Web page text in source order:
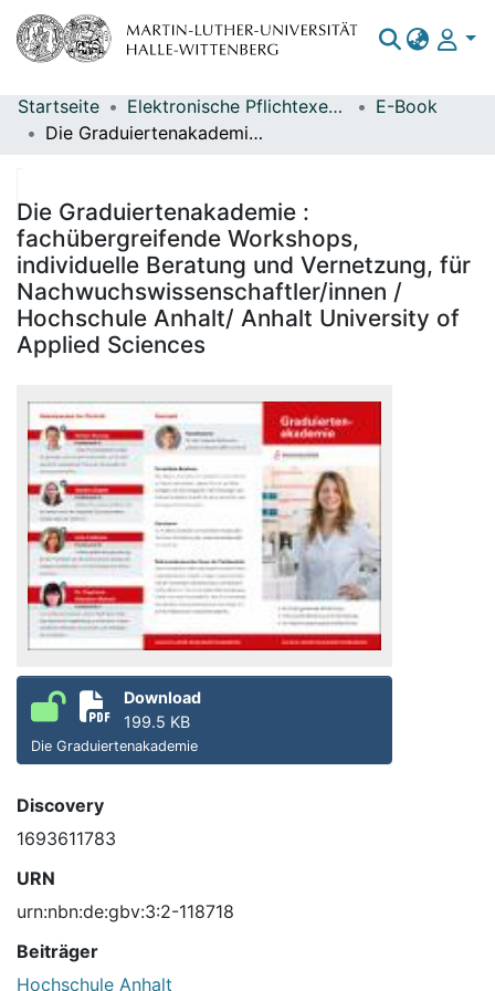
Bereiche & Sammlungen
Statistiken
Startseite Elektronische Pflichtexemplare
E-Book
Die Graduiertenakademie : fachübergreifende Workshops, individuelle Beratung und Vernetzung, für Nachwuchswissenschaftler/innen / Hochschule Anhalt/ Anhalt University of Applied Sciences
Die Graduiertenakademie :
fachübergreifende Workshops,
individuelle Beratung und Vernetzung, für
Nachwuchswissenschaftler/innen /
Hochschule Anhalt/ Anhalt University of
Applied Sciences
Download
199.5 KB
Die Graduiertenakademie
Discovery
1693611783
URN
urn:nbn:de:gbv:3:2-118718
Beiträger
Hochschule Anhalt